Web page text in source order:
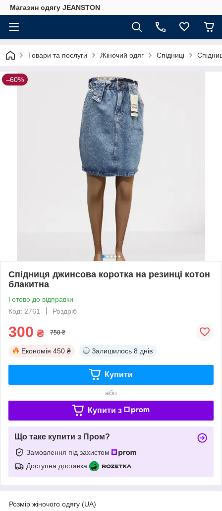
Магазин одягу JEANSTON
Товари та послуги Жіночий одяг Спідниці
–60%
Спідниця джинсова коротка на резинці котон
блакитна
Готово до відправки
Код: 2761
Роздріб
300 ₴ 750 ₴
Економія 450 ₴ Залишилось 8 днів
Купити
або
Купити з
Що таке купити з Пром?
Замовлення під захистом
Доступна доставка
Розмір жіночого одягу (UA)